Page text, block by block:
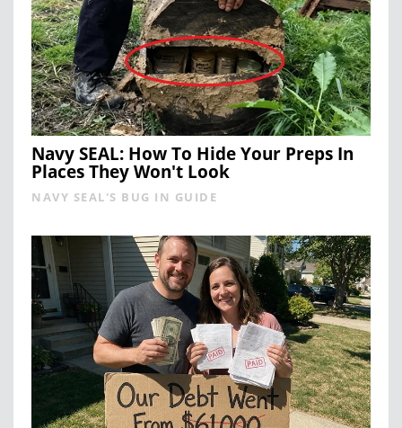
Navy SEAL: How To Hide Your Preps In
Places They Won't Look
NAVY SEAL'S BUG IN GUIDE